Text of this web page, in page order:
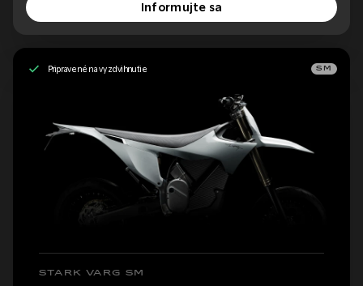
Informujte sa
Pripravené na vyzdvihnutie SM
STARK VARG SM